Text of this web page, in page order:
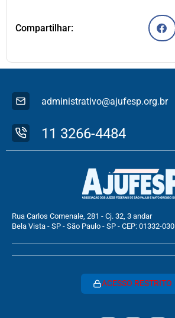
Compartilhar:
administrativo@ajufesp.org.br
11 3266-4484
Rua Carlos Comenale, 281 - Cj. 32, 3 andar
Bela Vista - SP - São Paulo - SP - CEP: 01332-030
ACESSO RESTRITO